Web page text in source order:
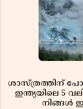
ശാസ്ത്രത്തിന്
ഇന്ത്യയിലെ 5
നിങ്ങൾ